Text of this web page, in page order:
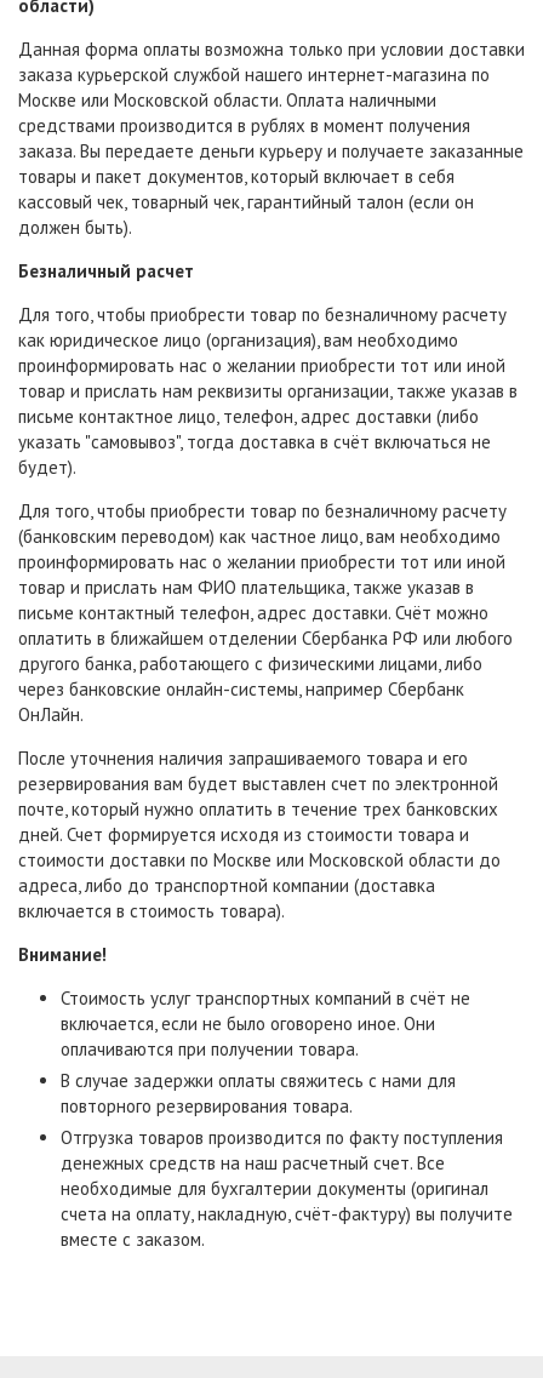
области)
Данная форма оплаты возможна только при условии доставки
заказа курьерской службой нашего интернет-магазина по
Москве или Московской области. Оплата наличными
средствами производится в рублях в момент получения
заказа. Вы передаете деньги курьеру и получаете заказанные
товары и пакет документов, который включает в себя
кассовый чек, товарный чек, гарантийный талон (если он
должен быть).
Безналичный расчет
Для того, чтобы приобрести товар по безналичному расчету
как юридическое лицо (организация), вам необходимо
проинформировать нас о желании приобрести тот или иной
товар и прислать нам реквизиты организации, также указав в
письме контактное лицо, телефон, адрес доставки (либо
указать "самовывоз", тогда доставка в счёт включаться не
будет).
Для того, чтобы приобрести товар по безналичному расчету
(банковским переводом) как частное лицо, вам необходимо
проинформировать нас о желании приобрести тот или иной
товар и прислать нам ФИО плательщика, также указав в
письме контактный телефон, адрес доставки. Счёт можно
оплатить в ближайшем отделении Сбербанка РФ или любого
другого банка, работающего с физическими лицами, либо
через банковские онлайн-системы, например Сбербанк
ОнЛайн.
После уточнения наличия запрашиваемого товара и его
резервирования вам будет выставлен счет по электронной
почте, который нужно оплатить в течение трех банковских
дней. Счет формируется исходя из стоимости товара и
стоимости доставки по Москве или Московской области до
адреса, либо до транспортной компании (доставка
включается в стоимость товара).
Внимание!
Стоимость услуг транспортных компаний в счёт не
включается, если не было оговорено иное. Они
оплачиваются при получении товара.
В случае задержки оплаты свяжитесь с нами для
повторного резервирования товара.
Отгрузка товаров производится по факту поступления
денежных средств на наш расчетный счет. Все
необходимые для бухгалтерии документы (оригинал
счета на оплату, накладную, счёт-фактуру) вы получите
вместе с заказом.